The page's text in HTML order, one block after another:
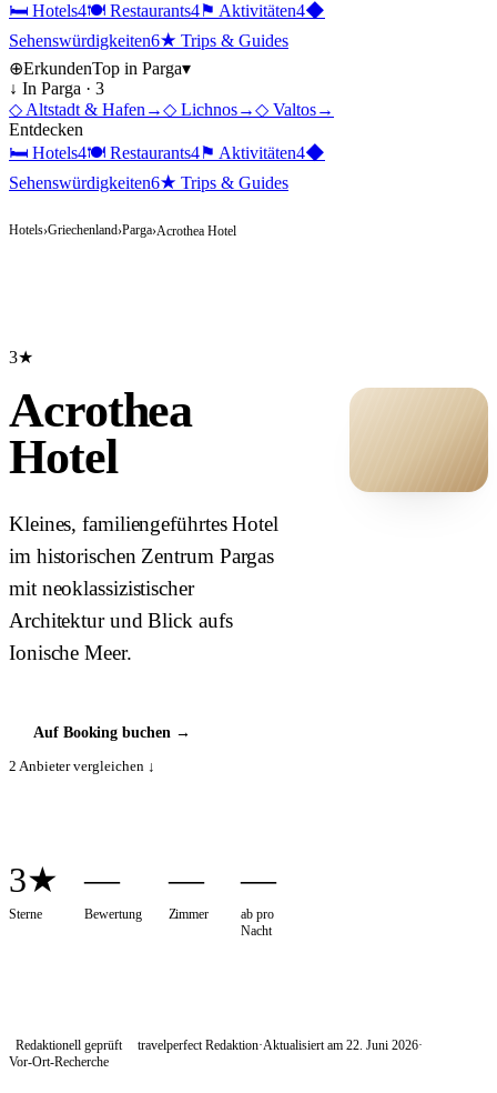
🛏 Hotels4🍽 Restaurants4⚑ Aktivitäten4◆
Sehenswürdigkeiten6★ Trips & Guides
⊕ErkundenTop in Parga▾
↓ In Parga · 3
◇ Altstadt & Hafen →◇ Lichnos→◇ Valtos→
Entdecken
🛏 Hotels4🍽 Restaurants4⚑ Aktivitäten4◆
Sehenswürdigkeiten6★ Trips & Guides
Hotels›Griechenland›Parga›Acrothea Hotel
3★
Acrothea
Hotel
Kleines, familiengeführtes Hotel
im historischen Zentrum Pargas
mit neoklassizistischer
Architektur und Blick aufs
Ionische Meer.
Auf Booking buchen→
2 Anbieter vergleichen ↓
3★
Sterne
—
Bewertung
—
Zimmer
—
ab pro
Nacht
Redaktionell geprüft travelperfect Redaktion·Aktualisiert am 22. Juni 2026·
Vor-Ort-Recherche